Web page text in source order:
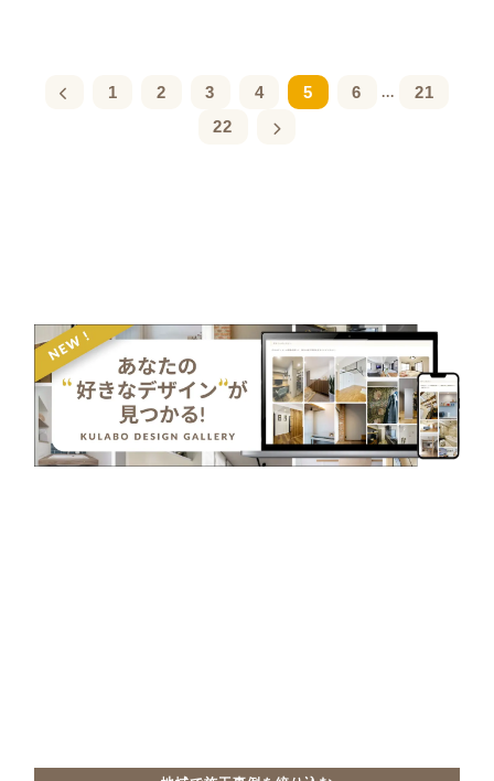
1 2 3 4 5 6 ...
21
22